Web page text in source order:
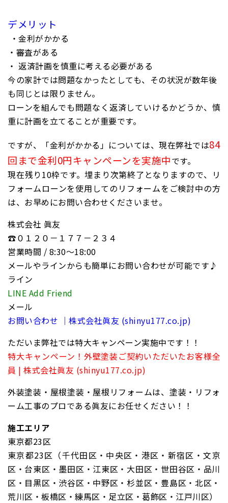
デメリット
・金利がかかる
・審査がある
・ 返済計画を慎重に考える必要がある
今の家計では問題なかったとしても、その状況が数年後
も同じとは限りません。
ローンを組んでも問題なく返済していけるかどうか、 慎
重に計画を立てることが重要です。
ですが、「金利がかかる」については、現在弊社では84
回まで金利0円キャンペーンを実施中です。
現在残り10枠です。埋まり次第終了となりますので、リ
フォームローンを使用してのリフォームをご検討中の方
は、お早めにお問い合わせくださいませ。
株式会社 眞友
☎０１２０－１７７－２３４
営業時間 / 8:30〜18:00
メールやラインからも簡単にお問い合わせが可能です♪
ライン
LINE Add Friend
メール
お問い合わせ ｜株式会社眞友 (shinyu177.co.jp)
ただいま弊社では特大キャンペーン実施中です！！
特大キャンペーン！外壁塗装ご契約いただいたお客様全
員 | 株式会社眞友 (shinyu177.co.jp)
外装塗装・屋根塗装・屋根リフォームは、塗装・リフォ
ーム工事のプロである眞友にお任せください！！
施工エリア
東京都23区
東京都23区（千代田区・中央区・港区・新宿区・文京
区・台東区・墨田区・江東区・大田区・世田谷区・品川
区・目黒区・渋谷区・中野区・杉並区・豊島区・北区・
荒川区・板橋区・練馬区・足立区・葛飾区・江戸川区）